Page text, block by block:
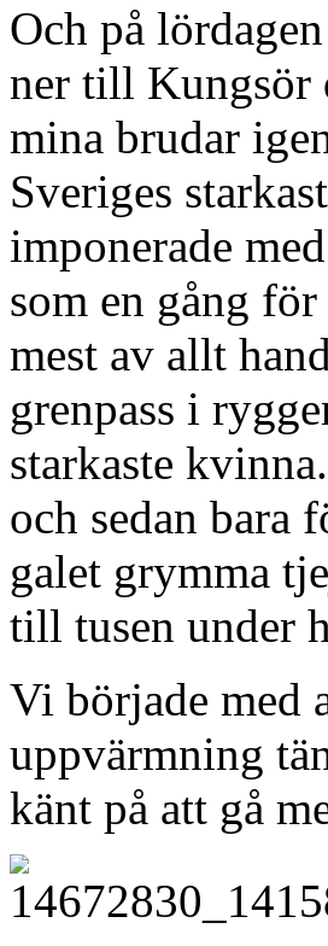
Och på
ner till Kungsör
mina brudar
Sveriges
imponerade
som en gång
mest av allt
grenpass i
starkaste
och sedan bara
galet grymma
till tusen under
Vi började med
uppvärmning
känt på att gå